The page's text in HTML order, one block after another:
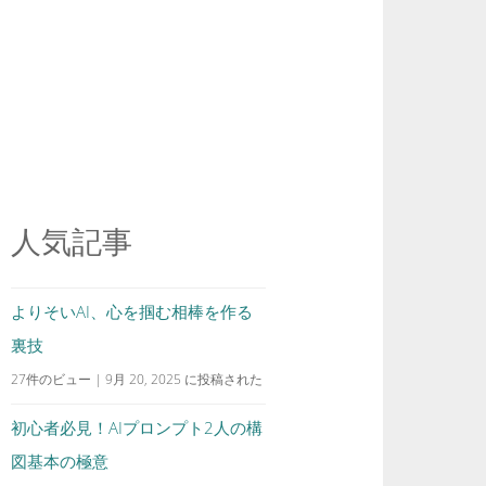
人気記事
よりそいAI、心を掴む相棒を作る
裏技
27件のビュー |9月 20, 2025 に投稿された
初心者必見！AIプロンプト2人の構
図基本の極意